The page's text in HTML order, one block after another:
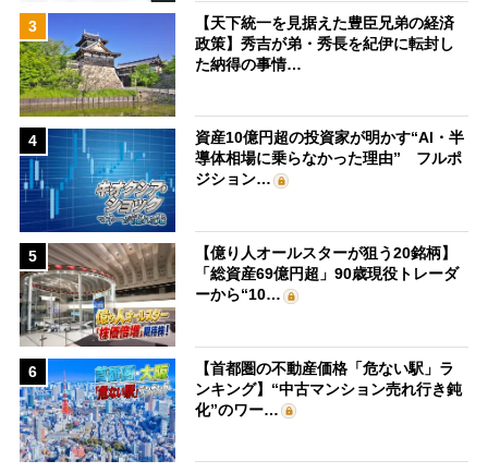
3
【天下統一を見据えた豊臣兄弟の経済
政策】秀吉が弟・秀長を紀伊に転封し
た納得の事情…
4
資産10億円超の投資家が明かす“AI・半
導体相場に乗らなかった理由” フルポ
ジション…
5
【億り人オールスターが狙う20銘柄】
「総資産69億円超」90歳現役トレーダ
ーから“10…
6
【首都圏の不動産価格「危ない駅」ラ
ンキング】“中古マンション売れ行き鈍
化”のワー…